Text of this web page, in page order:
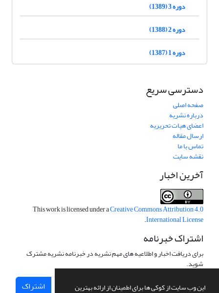
این وب سایت از کوکی ها برای اطمینان از ارائه بهترین
دوره 3 (1389)
دوره 2 (1388)
دوره 1 (1387)
دسترسی سریع
صفحه اصلی
درباره نشریه
اعضای هیات تحریریه
ارسال مقاله
تماس با ما
نقشه سایت
آخرین اخبار
This work is licensed under aCreative Commons Attribution 4.0
International License
.
اشتراک خبرنامه
برای دریافت اخبار و اطلاعیه های مهم نشریه در خبرنامه نشریه مشترک
شوید.
اشتراک